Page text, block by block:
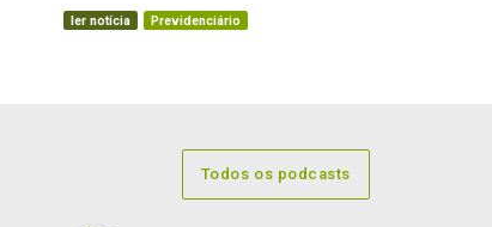
ler notícia Previdenciário
Todos os podcasts